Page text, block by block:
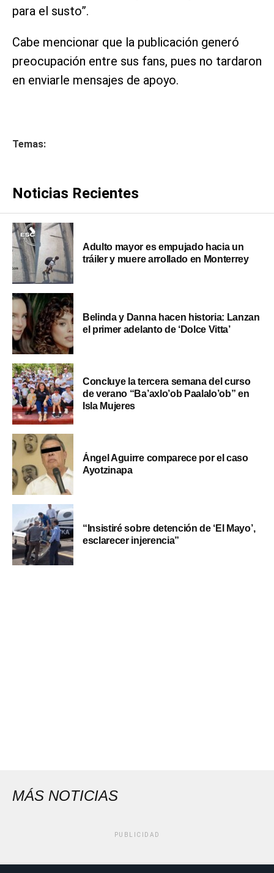
para el susto”.
Cabe mencionar que la publicación generó
preocupación entre sus fans, pues no tardaron
en enviarle mensajes de apoyo.
Temas:
Noticias Recientes
Adulto mayor es empujado hacia un
tráiler y muere arrollado en Monterrey
Belinda y Danna hacen historia: Lanzan
el primer adelanto de ‘Dolce Vitta’
Concluye la tercera semana del curso
de verano “Ba’axlo’ob Paalalo’ob” en
Isla Mujeres
Ángel Aguirre comparece por el caso
Ayotzinapa
“Insistiré sobre detención de ‘El Mayo’,
esclarecer injerencia”
MÁS NOTICIAS
PUBLICIDAD